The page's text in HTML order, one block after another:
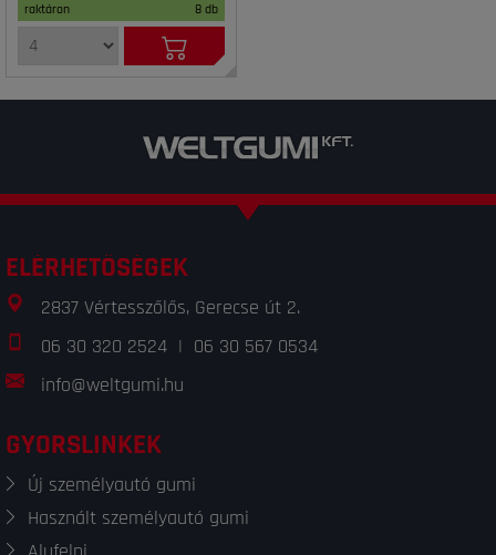
raktáron 8 db
ELÉRHETŐSÉGEK
2837 Vértesszőlős, Gerecse út 2.
06 30 320 2524 | 06 30 567 0534
info@weltgumi.hu
GYORSLINKEK
Új személyautó gumi
Használt személyautó gumi